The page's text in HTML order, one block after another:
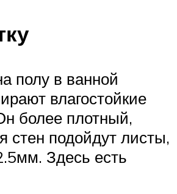
полу в ванной
влагостойкие
более плотный,
стен подойдут листы,
Здесь есть